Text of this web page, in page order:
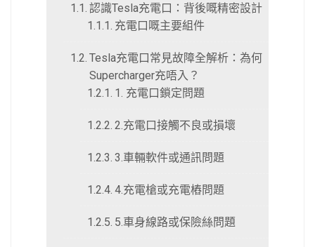
認識Tesla充電口：背後嘅精密設計
充電口嘅主要組件
Tesla充電口常見故障全解析：為何
Supercharger充唔入？
1. 充電口鎖定問題
2.充電口接觸不良或損壞
3.車輛軟件或通訊問題
4.充電槍或充電樁問題
5.車身線路或保險絲問題